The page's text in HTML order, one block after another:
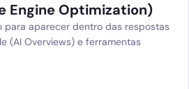
Engine Optimization)
para aparecer dentro das respostas
(AI Overviews) e ferramentas